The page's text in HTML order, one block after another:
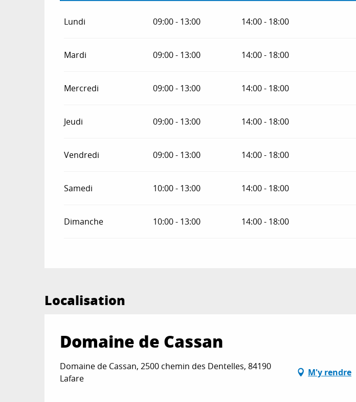
Lundi 09:00 - 13:00 14:00 - 18:00
Mardi 09:00 - 13:00 14:00 - 18:00
Mercredi 09:00 - 13:00 14:00 - 18:00
Jeudi 09:00 - 13:00 14:00 - 18:00
Vendredi 09:00 - 13:00 14:00 - 18:00
Samedi 10:00 - 13:00 14:00 - 18:00
Dimanche 10:00 - 13:00 14:00 - 18:00
Localisation
Domaine de Cassan
Domaine de Cassan, 2500 chemin des Dentelles, 84190
Lafare
M'y rendre